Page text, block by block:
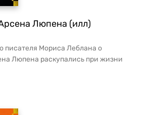
Люпена (илл)
писателя Мориса Леблана о
Люпена раскупались при жизни